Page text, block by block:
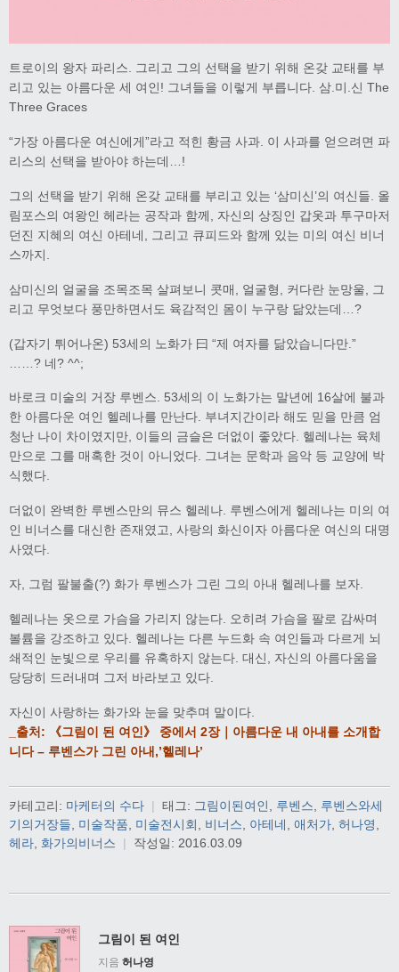
트로이의 왕자 파리스. 그리고 그의 선택을 받기 위해 온갖 교태를 부
리고 있는 아름다운 세 여인! 그녀들을 이렇게 부릅니다. 삼.미.신 The
Three Graces
“가장 아름다운 여신에게”라고 적힌 황금 사과. 이 사과를 얻으려면 파
리스의 선택을 받아야 하는데…!
그의 선택을 받기 위해 온갖 교태를 부리고 있는 ‘삼미신’의 여신들. 올
림포스의 여왕인 헤라는 공작과 함께, 자신의 상징인 갑옷과 투구마저
던진 지혜의 여신 아테네, 그리고 큐피드와 함께 있는 미의 여신 비너
스까지.
삼미신의 얼굴을 조목조목 살펴보니 콧매, 얼굴형, 커다란 눈망울, 그
리고 무엇보다 풍만하면서도 육감적인 몸이 누구랑 닮았는데…?
(갑자기 튀어나온) 53세의 노화가 曰 “제 여자를 닮았습니다만.”
……? 네? ^^;
바로크 미술의 거장 루벤스. 53세의 이 노화가는 말년에 16살에 불과
한 아름다운 여인 헬레나를 만난다. 부녀지간이라 해도 믿을 만큼 엄
청난 나이 차이였지만, 이들의 금슬은 더없이 좋았다. 헬레나는 육체
만으로 그를 매혹한 것이 아니었다. 그녀는 문학과 음악 등 교양에 박
식했다.
더없이 완벽한 루벤스만의 뮤스 헬레나. 루벤스에게 헬레나는 미의 여
인 비너스를 대신한 존재였고, 사랑의 화신이자 아름다운 여신의 대명
사였다.
자, 그럼 팔불출(?) 화가 루벤스가 그린 그의 아내 헬레나를 보자.
헬레나는 옷으로 가슴을 가리지 않는다. 오히려 가슴을 팔로 감싸며
볼륨을 강조하고 있다. 헬레나는 다른 누드화 속 여인들과 다르게 뇌
쇄적인 눈빛으로 우리를 유혹하지 않는다. 대신, 자신의 아름다움을
당당히 드러내며 그저 바라보고 있다.
자신이 사랑하는 화가와 눈을 맞추며 말이다.
_출처: 《그림이 된 여인》 중에서 2장｜아름다운 내 아내를 소개합
니다 – 루벤스가 그린 아내,’헬레나’
카테고리: 마케터의 수다 | 태그: 그림이된여인 루벤스
루벤스와세
기의거장들
미술작품 미술전시회 비너스 아테네 애처가 허나영
헤라 화가의비너스 | 작성일: 2016.03.09
그림이 된 여인
지음 허나영